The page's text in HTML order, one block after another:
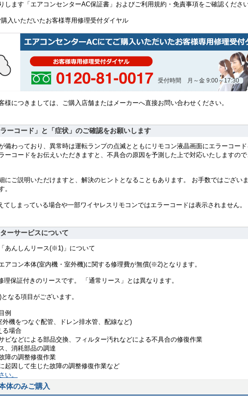
します「エアコンセンターAC保証書」およびご利用規約・免責事項をご確認ください
入いただいたお客様専用修理受付ダイヤル
受付時間 月～金 9:00～17:30
様につきましては、ご購入店舗またはメーカーへ直接お問い合わせください。
ーコード」と「症状」のご確認をお願いします
備わっており、異常時は運転ランプの点滅とともにリモコン液晶画面にエラーコー
ーコードをお伝えいただきますと、不具合の原因を予測した上で対応いたしますの
にご説明いただけますと、解決のヒントとなることもあります。 お手数ではござい
。
しまっている場合や一部ワイヤレスリモコンではエラーコードは表示されません。
ーサービスについて
あんしんリース(※1)」について
アコン本体(室内機・室外機)に関する修理費が無償(※2)となります。
保証付きのリースです。 「通常リース」とは異なります。
なる項目がございます。
例
機をつなぐ配管、ドレン排水管、配線など)
る場合
ビなどによる部品交換、フィルター汚れなどによる不具合の修復作業
、消耗部品の調達
障の調整修復作業
起因して生じた故障の調整修復作業など
い。
体のみご購入